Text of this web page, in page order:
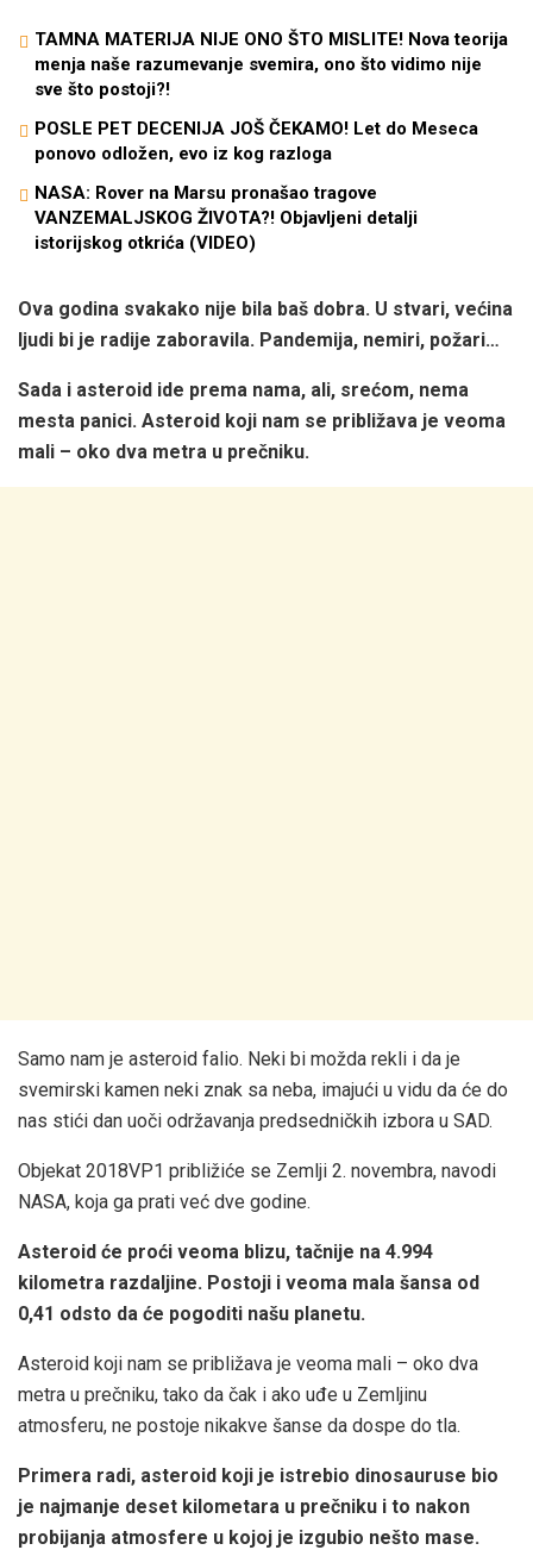
TAMNA MATERIJA NIJE ONO ŠTO MISLITE! Nova teorija
menja naše razumevanje svemira, ono što vidimo nije
sve što postoji?!
POSLE PET DECENIJA JOŠ ČEKAMO! Let do Meseca
ponovo odložen, evo iz kog razloga
NASA: Rover na Marsu pronašao tragove
VANZEMALJSKOG ŽIVOTA?! Objavljeni detalji
istorijskog otkrića (VIDEO)
Ova godina svakako nije bila baš dobra. U stvari, većina
ljudi bi je radije zaboravila. Pandemija, nemiri, požari…
Sada i asteroid ide prema nama, ali, srećom, nema
mesta panici. Asteroid koji nam se približava je veoma
mali – oko dva metra u prečniku.
Samo nam je asteroid falio. Neki bi možda rekli i da je
svemirski kamen neki znak sa neba, imajući u vidu da će do
nas stići dan uoči održavanja predsedničkih izbora u SAD.
Objekat 2018VP1 približiće se Zemlji 2. novembra, navodi
NASA, koja ga prati već dve godine.
Asteroid će proći veoma blizu, tačnije na 4.994
kilometra razdaljine. Postoji i veoma mala šansa od
0,41 odsto da će pogoditi našu planetu.
Asteroid koji nam se približava je veoma mali – oko dva
metra u prečniku, tako da čak i ako uđe u Zemljinu
atmosferu, ne postoje nikakve šanse da dospe do tla.
Primera radi, asteroid koji je istrebio dinosauruse bio
je najmanje deset kilometara u prečniku i to nakon
probijanja atmosfere u kojoj je izgubio nešto mase.